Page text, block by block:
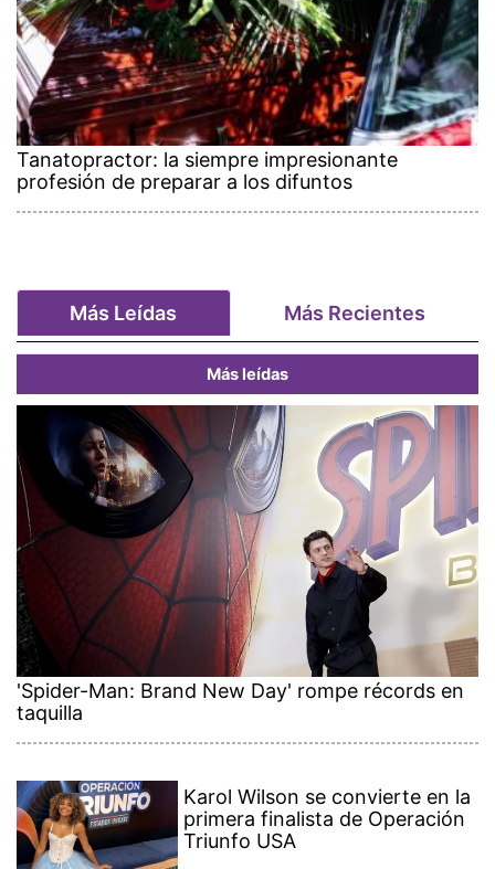
Tanatopractor: la siempre impresionante
profesión de preparar a los difuntos
Más Leídas Más Recientes
Más leídas
'Spider-Man: Brand New Day' rompe récords en
taquilla
Karol Wilson se convierte en la
primera finalista de Operación
Triunfo USA